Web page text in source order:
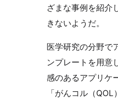
ざまな事例を紹介
きないようだ。
医学研究の分野で
ンプレートを用意
感のあるアプリケ
「がんコル（